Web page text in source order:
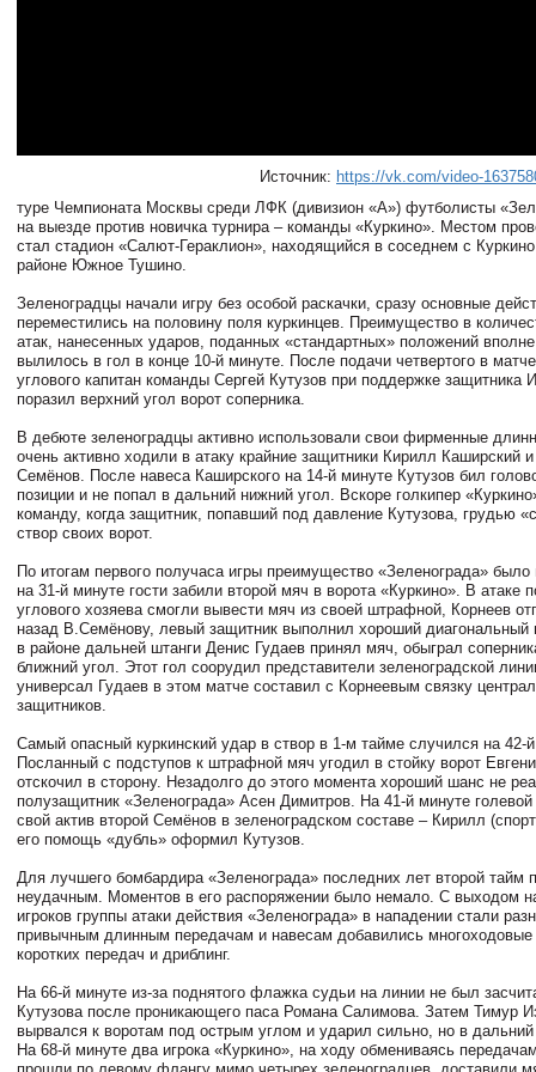
Источник: https://vk.com/video-
туре Чемпионата Москвы среди ЛФК (дивизион «А») футболисты
на выезде против новичка турнира – команды «Куркино». Местом
стал стадион «Салют-Гераклион», находящийся в соседнем с
районе Южное Тушино.
Зеленоградцы начали игру без особой раскачки, сразу основные
переместились на половину поля куркинцев. Преимущество в
атак, нанесенных ударов, поданных «стандартных» положений
вылилось в гол в конце 10-й минуте. После подачи четвертого в
углового капитан команды Сергей Кутузов при поддержке защитника
поразил верхний угол ворот соперника.
В дебюте зеленоградцы активно использовали свои фирменные
очень активно ходили в атаку крайние защитники Кирилл Каширский
Семёнов. После навеса Каширского на 14-й минуте Кутузов бил
позиции и не попал в дальний нижний угол. Вскоре голкипер
команду, когда защитник, попавший под давление Кутузова, грудью
створ своих ворот.
По итогам первого получаса игры преимущество «Зеленограда»
на 31-й минуте гости забили второй мяч в ворота «Куркино». В атаке
углового хозяева смогли вывести мяч из своей штрафной, Корнеев
назад В.Семёнову, левый защитник выполнил хороший диагональный
в районе дальней штанги Денис Гудаев принял мяч, обыграл
ближний угол. Этот гол соорудил представители зеленоградской
универсал Гудаев в этом матче составил с Корнеевым связку
защитников.
Самый опасный куркинский удар в створ в 1-м тайме случился на 42-
Посланный с подступов к штрафной мяч угодил в стойку ворот
отскочил в сторону. Незадолго до этого момента хороший шанс не
полузащитник «Зеленограда» Асен Димитров. На 41-й минуте
свой актив второй Семёнов в зеленоградском составе – Кирилл
его помощь «дубль» оформил Кутузов.
Для лучшего бомбардира «Зеленограда» последних лет второй тайм
неудачным. Моментов в его распоряжении было немало. С выходом
игроков группы атаки действия «Зеленограда» в нападении стали
привычным длинным передачам и навесам добавились многоходовые
коротких передач и дриблинг.
На 66-й минуте из-за поднятого флажка судьи на линии не был
Кутузова после проникающего паса Романа Салимова. Затем Тимур
вырвался к воротам под острым углом и ударил сильно, но в
На 68-й минуте два игрока «Куркино», на ходу обмениваясь